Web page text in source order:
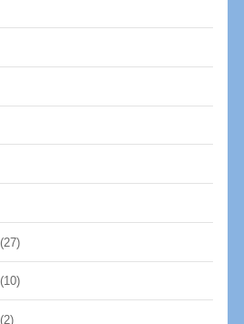
(27)
(10)
(2)